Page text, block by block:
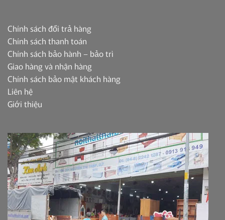
Chính sách đổi trả hàng
Chính sách thanh toán
Chính sách bảo hành – bảo trì
Giao hàng và nhận hàng
Chính sách bảo mật khách hàng
Liên hệ
Giới thiệu